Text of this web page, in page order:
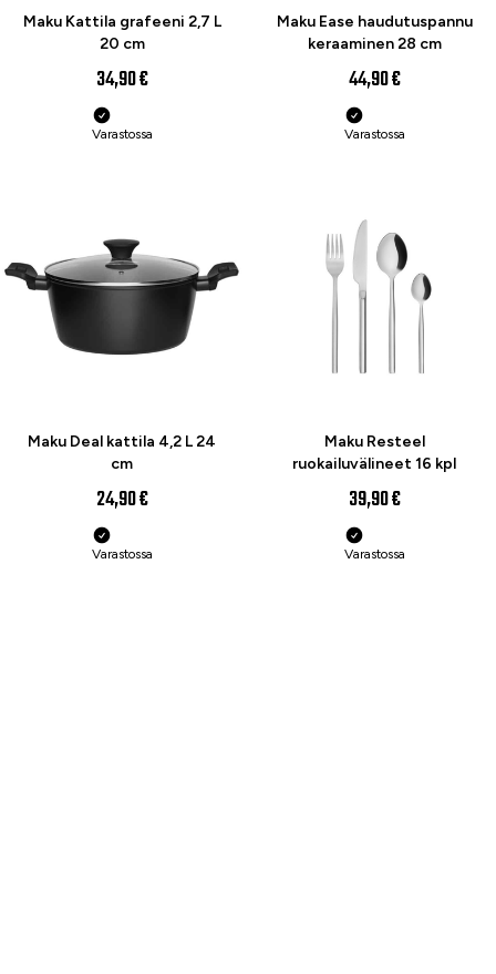
Maku Kattila grafeeni 2,7 L
20 cm
34,90 €
Varastossa
Maku Ease haudutuspannu
keraaminen 28 cm
44,90 €
Varastossa
Maku Deal kattila 4,2 L 24
cm
24,90 €
Varastossa
Maku Resteel
ruokailuvälineet 16 kpl
39,90 €
Varastossa